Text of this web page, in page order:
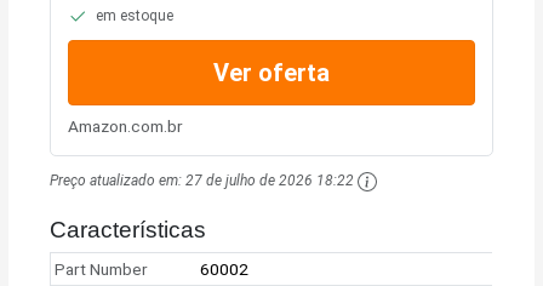
em estoque
Ver oferta
Amazon.com.br
Preço atualizado em:27 de julho de 2026 18:22
Características
Part Number
60002